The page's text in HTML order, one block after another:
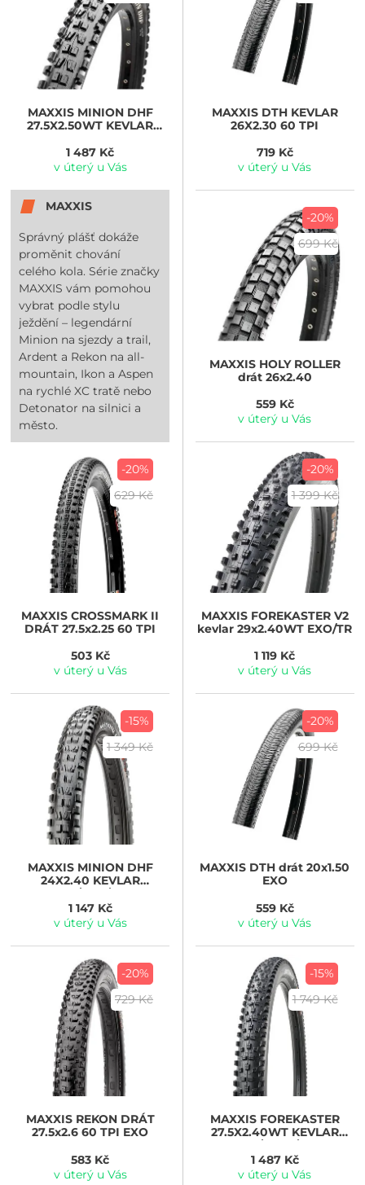
MAXXISMINION DHF
27.5X2.50WT KEVLAR
1 487 Kč
v úterý u Vás
MAXXISDTH KEVLAR
26X2.30 60 TPI
719 Kč
v úterý u Vás
MAXXIS
Správný plášť dokáže
proměnit chování
celého kola. Série značky
MAXXIS vám pomohou
vybrat podle stylu
ježdění – legendární
Minion na sjezdy a trail,
Ardent a Rekon na all-
mountain, Ikon a Aspen
na rychlé XC tratě nebo
Detonator na silnici a
město.
-20%
699 Kč
MAXXISHOLY ROLLER
drát 26x2.40
559 Kč
v úterý u Vás
-20%
629 Kč
MAXXIS CROSSMARK II
DRÁT 27.5x2.25 60 TPI
503 Kč
v úterý u Vás
-20%
1 399 Kč
MAXXISFOREKASTER V2
kevlar 29x2.40WT EXO/TR
1 119 Kč
v úterý u Vás
-15%
1 349 Kč
MAXXISMINION DHF
24X2.40 KEVLAR
3CT/EXO/TR
1 147 Kč
v úterý u Vás
-20%
699 Kč
MAXXIS DTH drát 20x1.50
EXO
559 Kč
v úterý u Vás
-20%
729 Kč
MAXXISREKON DRÁT
27.5x2.6 60 TPI EXO
583 Kč
v úterý u Vás
-15%
1 749 Kč
MAXXISFOREKASTER
27.5X2.40WT KEVLAR
3CT/EXO+/TR
1 487 Kč
v úterý u Vás